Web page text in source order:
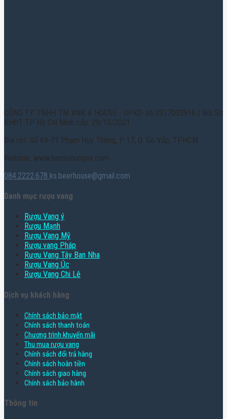
CÔNG TY TNHH TM XNK K HOUSE - GPKD số 0317003916 | Bởi Sở
KHĐT TP. Hồ Chí Minh cấp: 29/10/2021
Địa chỉ: Số 69-71 Phạm Huy Thông, P. 17, Q. Gò Vấp, TPHCM
Website: www.hamruoungon.com
084.2222.678 ks.beerhouse@gmail.com
Danh mục rượu vang
Rượu Vang ý
Rượu Mạnh
Rượu Vang Mỹ
Rượu vang Pháp
Rượu Vang Tây Ban Nha
Rượu Vang Úc
Rượu Vang Chi Lê
Dịch vụ khách hàng
Chính sách bảo mật
Chính sách thanh toán
Chương trình khuyến mãi
Thu mua rượu vang
Chính sách đổi trả hàng
Chính sách hoàn tiền
Chính sách giao hàng
Chính sách bảo hành
Thông tin